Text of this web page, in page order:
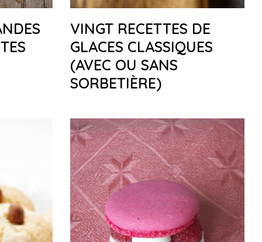
VINGT RECETTES DE
GLACES CLASSIQUES
(AVEC OU SANS
SORBETIÈRE)